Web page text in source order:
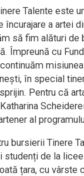
Talente este
încurajare a artei
să fim alături de
Împreună cu
în special
Pentru că
al
bursierii Tinere
de la
țara, cu vârste